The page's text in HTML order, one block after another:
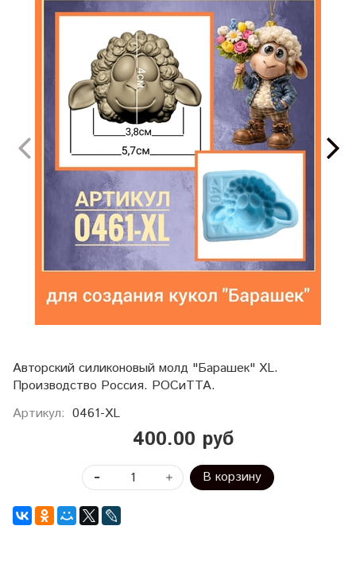
Авторский силиконовый молд "Барашек" XL.
Производство Россия. РОСиТТА.
Артикул: 0461-XL
400.00 руб
В корзину